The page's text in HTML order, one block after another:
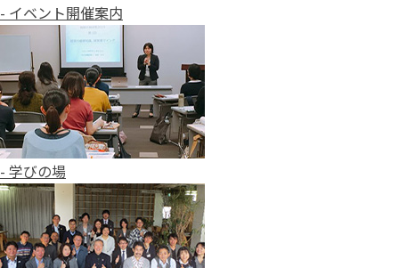
- イベント開催案内
- 学びの場